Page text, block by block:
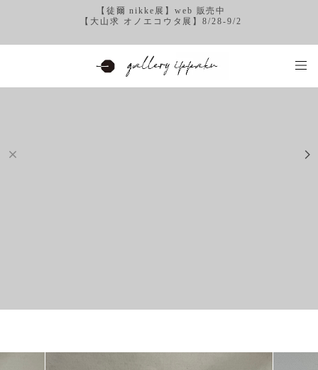
【徒爾 nikke展】web 販売中
【大山求 オノエコウタ展】8/28-9/2